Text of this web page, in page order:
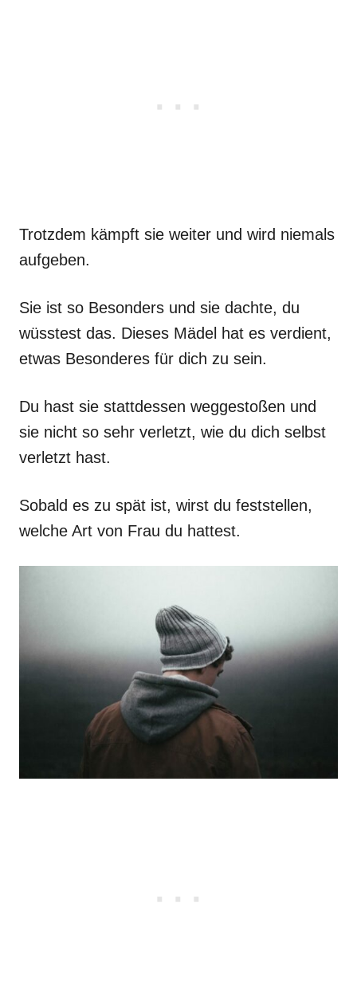
Trotzdem kämpft sie weiter und wird niemals
aufgeben.
Sie ist so Besonders und sie dachte, du
wüsstest das. Dieses Mädel hat es verdient,
etwas Besonderes für dich zu sein.
Du hast sie stattdessen weggestoßen und
sie nicht so sehr verletzt, wie du dich selbst
verletzt hast.
Sobald es zu spät ist, wirst du feststellen,
welche Art von Frau du hattest.